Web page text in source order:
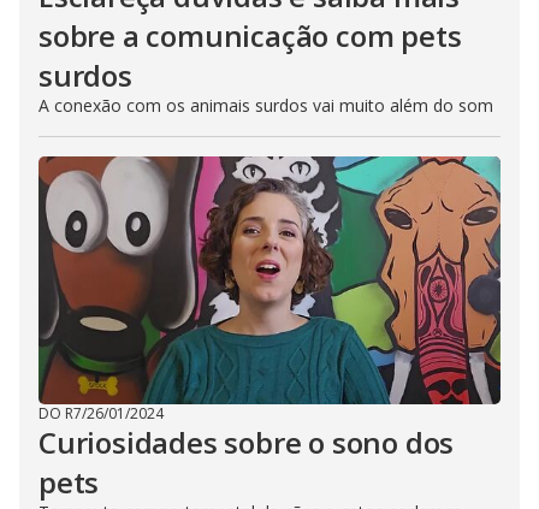
sobre a comunicação com pets
surdos
A conexão com os animais surdos vai muito além do som
DO R7/26/01/2024
Curiosidades sobre o sono dos
pets